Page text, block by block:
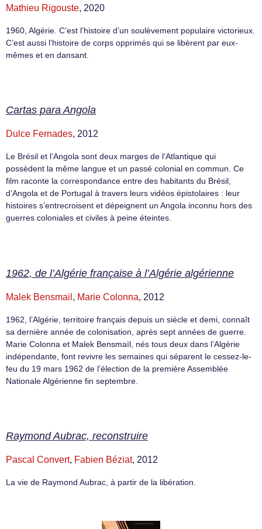
Mathieu Rigouste, 2020
1960, Algérie. C’est l’histoire d’un soulèvement populaire victorieux.
C’est aussi l’histoire de corps opprimés qui se libèrent par eux-
mêmes et en dansant.
Cartas para Angola
Dulce Fernades, 2012
Le Brésil et l’Angola sont deux marges de l’Atlantique qui
possèdent la même langue et un passé colonial en commun. Ce
film raconte la correspondance entre des habitants du Brésil,
d’Angola et de Portugal à travers leurs vidéos épistolaires : leur
histoires s’entrecroisent et dépeignent un Angola inconnu hors des
guerres coloniales et civiles à peine éteintes.
1962, de l’Algérie française à l’Algérie algérienne
Malek Bensmail , Marie Colonna, 2012
1962, l’Algérie, territoire français depuis un siècle et demi, connaît
sa dernière année de colonisation, après sept années de guerre.
Marie Colonna et Malek Bensmaïl, nés tous deux dans l’Algérie
indépendante, font revivre les semaines qui séparent le cessez-le-
feu du 19 mars 1962 de l’élection de la première Assemblée
Nationale Algérienne fin septembre.
Raymond Aubrac, reconstruire
Pascal Convert, Fabien Béziat, 2012
La vie de Raymond Aubrac, à partir de la libération.